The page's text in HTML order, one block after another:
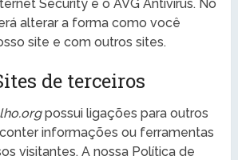
Security e o AVG Antivirus. No
alterar a forma como você
site e com outros sites.
de terceiros
possui ligações para outros
informações ou ferramentas
visitantes. A nossa Política de